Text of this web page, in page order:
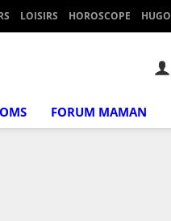
LOISIRS HOROSCOPE HUGO
FORUM MAMAN